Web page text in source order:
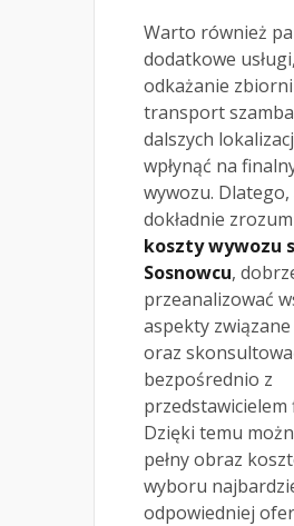
Warto również
dodatkowe
odkażanie
transport
dalszych
wpłynąć na
wywozu. Dlatego,
dokładnie
koszty wywozu
Sosnowcu,
przeanalizować
aspekty związane
oraz
bezpośrednio z
przedstawicielem
Dzięki temu
pełny obraz
wyboru
odpowiedniej